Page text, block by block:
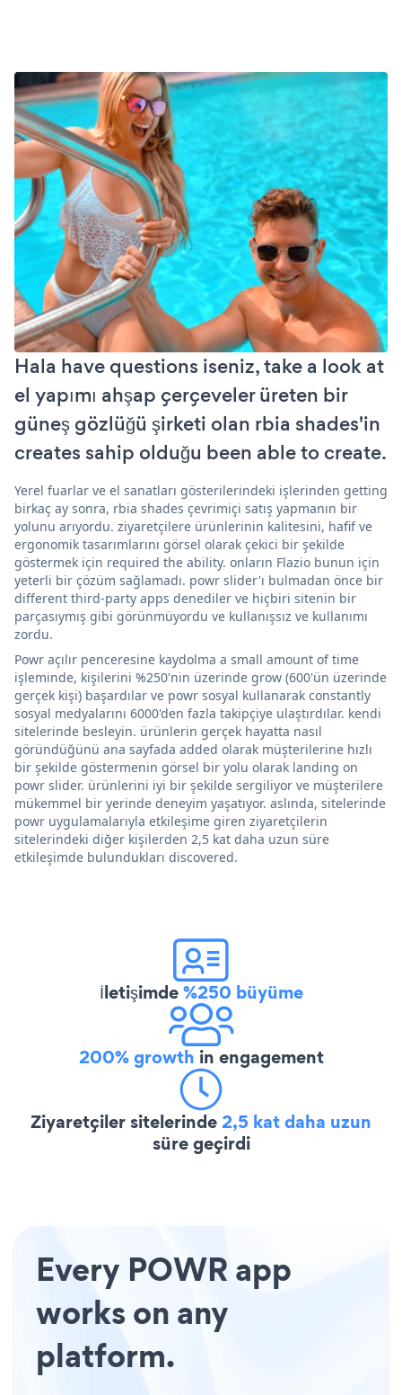
Hala have questions iseniz, take a look at
el yapımı ahşap çerçeveler üreten bir
güneş gözlüğü şirketi olan rbia shades'in
creates sahip olduğu been able to create.
Yerel fuarlar ve el sanatları gösterilerindeki işlerinden getting
birkaç ay sonra, rbia shades çevrimiçi satış yapmanın bir
yolunu arıyordu. ziyaretçilere ürünlerinin kalitesini, hafif ve
ergonomik tasarımlarını görsel olarak çekici bir şekilde
göstermek için required the ability. onların Flazio bunun için
yeterli bir çözüm sağlamadı. powr slider'ı bulmadan önce bir
different third-party apps denediler ve hiçbiri sitenin bir
parçasıymış gibi görünmüyordu ve kullanışsız ve kullanımı
zordu.
Powr açılır penceresine kaydolma a small amount of time
işleminde, kişilerini %250'nin üzerinde grow (600'ün üzerinde
gerçek kişi) başardılar ve powr sosyal kullanarak constantly
sosyal medyalarını 6000'den fazla takipçiye ulaştırdılar. kendi
sitelerinde besleyin. ürünlerin gerçek hayatta nasıl
göründüğünü ana sayfada added olarak müşterilerine hızlı
bir şekilde göstermenin görsel bir yolu olarak landing on
powr slider. ürünlerini iyi bir şekilde sergiliyor ve müşterilere
mükemmel bir yerinde deneyim yaşatıyor. aslında, sitelerinde
powr uygulamalarıyla etkileşime giren ziyaretçilerin
sitelerindeki diğer kişilerden 2,5 kat daha uzun süre
etkileşimde bulundukları discovered.
İletişimde%250 büyüme
200% growth in engagement
Ziyaretçiler sitelerinde2,5 kat daha uzun
süre geçirdi
Every POWR app
works on any
platform.